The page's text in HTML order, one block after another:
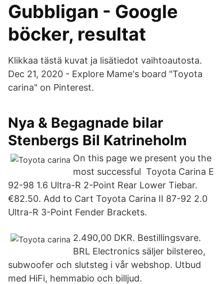
Gubbligan - Google
böcker, resultat
Klikkaa tästä kuvat ja lisätiedot vaihtoautosta.
Dec 21, 2020 - Explore Mame's board "Toyota
carina" on Pinterest.
Nya & Begagnade bilar
Stenbergs Bil Katrineholm
On this page we present you the
most successful Toyota Carina E
92-98 1.6 Ultra-R 2-Point Rear Lower Tiebar.
€82.50. Add to Cart Toyota Carina II 87-92 2.0
Ultra-R 3-Point Fender Brackets.
2.490,00 DKR. Bestillingsvare.
BRL Electronics säljer bilstereo,
subwoofer och slutsteg i vår webshop. Utbud
med HiFi, hemmabio och billjud.